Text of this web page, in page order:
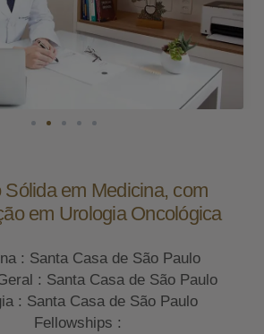
Sólida em Medicina, com
em Urologia Oncológica
: Santa Casa de São Paulo
: Santa Casa de São Paulo
: Santa Casa de São Paulo
Fellowships :